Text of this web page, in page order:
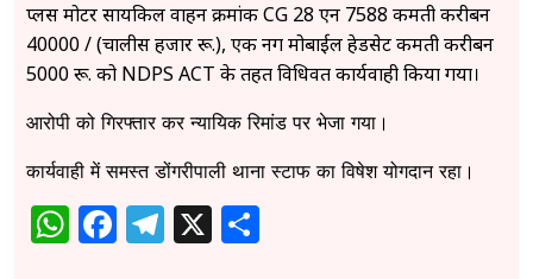
प्लस मोटर सायकिल वाहन क्रमांक CG 28 एन 7588 कीमती करीबन
40000 / (चालीस हजार रू.), एक नग मोबाईल हेडसेट कीमती करीबन
5000 रू. को NDPS ACT के तहत विधिवत कार्यवाही किया गया।
आरोपी को गिरफ्तार कर न्यायिक रिमांड पर भेजा गया।
कार्यवाही में समस्त डोंगरीपाली थाना स्टाफ का विषेश योगदान रहा।
WhatsApp
Facebook
Telegram
X